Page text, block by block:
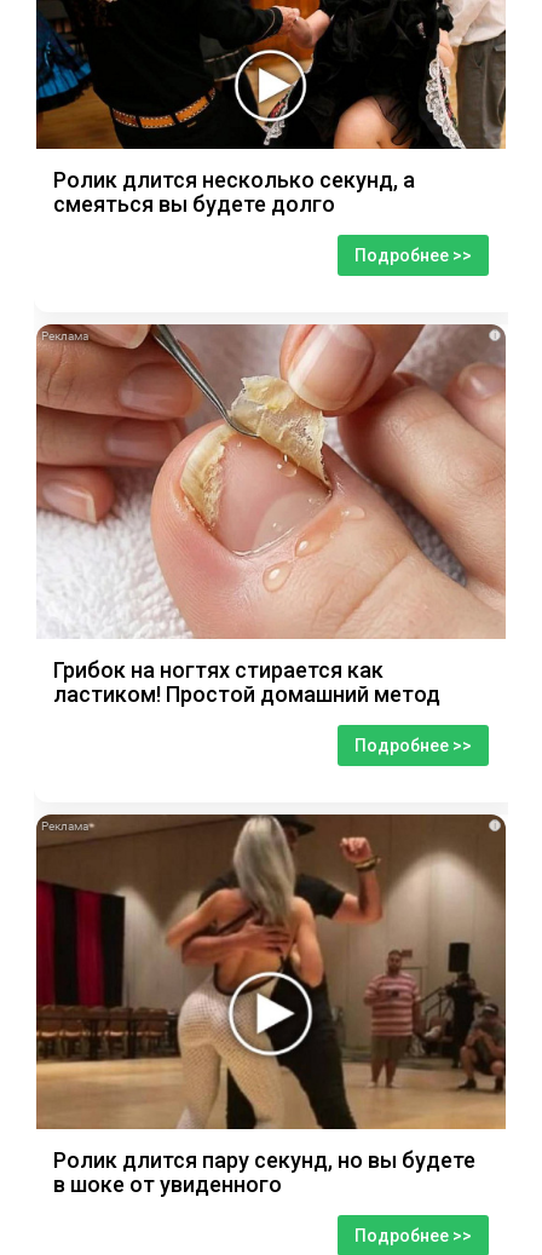
Ролик длится несколько секунд, а
смеяться вы будете долго
Подробнее >>
i
Грибок на ногтях стирается как
ластиком! Простой домашний метод
Подробнее >>
i
Ролик длится пару секунд, но вы будете
в шоке от увиденного
Подробнее >>